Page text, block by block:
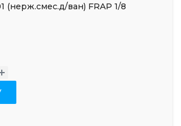
(нерж.смес.д/ван) FRAP 1/8
+